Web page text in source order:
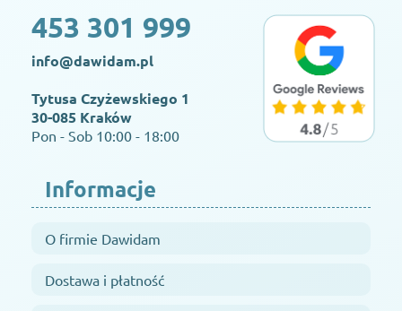
453 301 999
info@dawidam.pl
Tytusa Czyżewskiego 1
30-085 Kraków
Pon - Sob 10:00 - 18:00
Informacje
O firmie Dawidam
Dostawa i płatność